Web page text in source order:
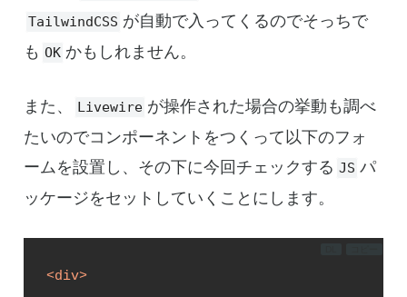
TailwindCSS が自動で入ってくるのでそっちで
も OK かもしれません。
また、 Livewire が操作された場合の挙動も調べ
たいのでコンポーネントをつくって以下のフォ
ームを設置し、その下に今回チェックする JS パ
ッケージをセットしていくことにします。
<div>